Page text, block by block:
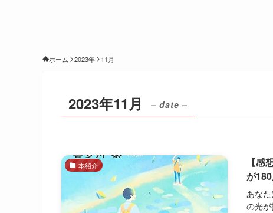
ホーム 2023年 11月
2023年11月 – date –
本紹介
【
が
あな
の光